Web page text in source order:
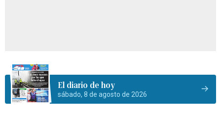
El diario de hoy
sábado, 8 de agosto de 2026